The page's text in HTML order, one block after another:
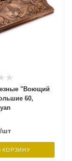
"Воющий
60,
/шт
КОРЗИНУ